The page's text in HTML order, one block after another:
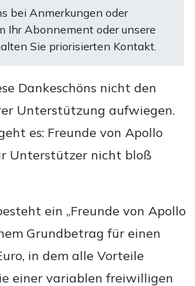
bei Anmerkungen oder
Ihr Abonnement oder unsere
Sie priorisierten Kontakt.
Dankeschöns nicht den
Unterstützung aufwiegen.
es: Freunde von Apollo
Unterstützer nicht bloß
ein „Freunde von Apollo
Grundbetrag für einen
in dem alle Vorteile
einer variablen freiwilligen